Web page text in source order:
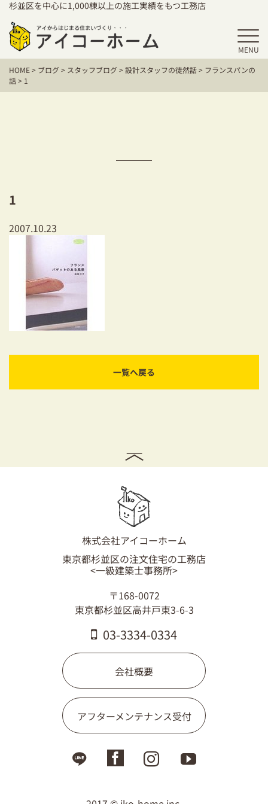
杉並区を中心に1,000棟以上の施工実績をもつ工務店
MENU
HOME
保証／アフターサポート
建て替えをお考えの方
耐震対策も安心の家づくり
リフォーム・リノベーションをお考えの方
必見！土地からお探しの方へ
ショールーム
03-3334-0334
HOME> ブログ> スタッフブログ>設計スタッフの徒然話> フランスパンの
話> 1
1
2007.10.23
一覧へ戻る
株式会社アイコーホーム
東京都杉並区の注文住宅の工務店
<一級建築士事務所>
〒168-0072
東京都杉並区高井戸東3-6-3
03-3334-0334
会社概要
アフターメンテナンス受付